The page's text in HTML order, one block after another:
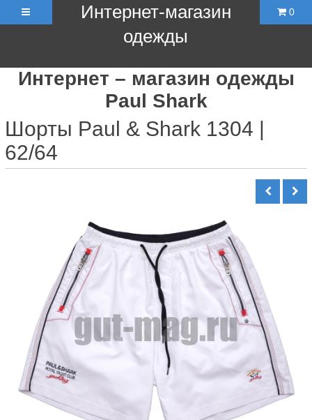
Интернет-магазин
одежды
0
Интернет – магазин одежды
Paul Shark
Шорты Paul & Shark 1304 |
62/64